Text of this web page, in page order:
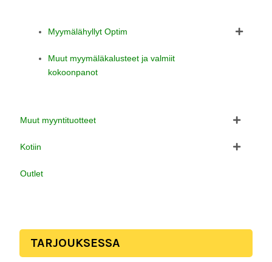
Myymälähyllyt Optim
Muut myymäläkalusteet ja valmiit
kokoonpanot
Muut myyntituotteet
Kotiin
Outlet
TARJOUKSESSA